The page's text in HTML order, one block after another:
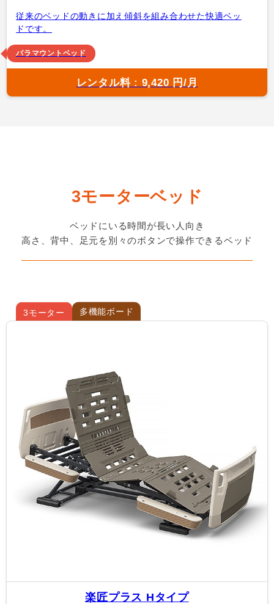
従来のベッドの動きに加え傾斜を組み合わせた快適ベッ
ドです。
パラマウントベッド
レンタル料 : 9,420 円/月
3モーターベッド
ベッドにいる時間が長い人向き
高さ、背中、足元を別々のボタンで操作できるベッド
3モーター 多機能ボード
楽匠プラス Hタイプ